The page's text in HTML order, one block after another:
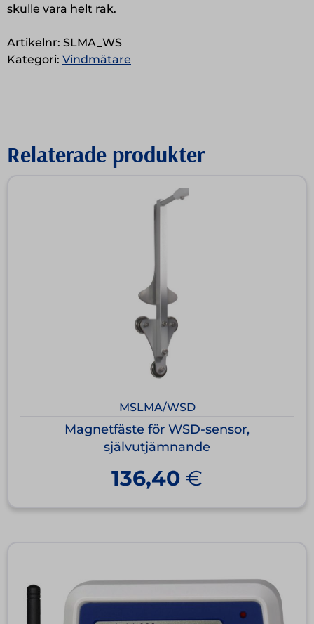
sensor,
mängd
skulle vara helt rak.
Artikelnr: SLMA_WS
Kategori: Vindmätare
Relaterade produkter
MSLMA/WSD
Magnetfäste för WSD-sensor,
självutjämnande
136,40 €